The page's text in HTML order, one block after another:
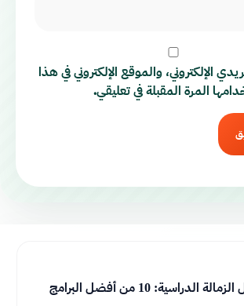
الإلكتروني، والموقع الإلكتروني في هذا
المرة المقبلة في تعليقي.
دليل شامل حول الزمالة الدراسية: 10 من أفضل البرامج